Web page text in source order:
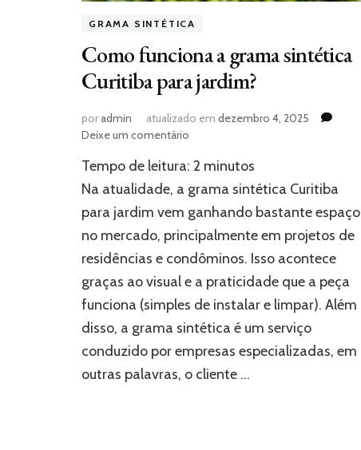
GRAMA SINTÉTICA
Como funciona a grama sintética
Curitiba para jardim?
poradmin atualizado em dezembro 4, 2025
Deixe um comentário
funciona
a
grama
sintética
Curitiba
para
jardim?
Tempo de leitura: 2 minutos
Na atualidade, a grama sintética Curitiba
para jardim vem ganhando bastante espaço
no mercado, principalmente em projetos de
residências e condôminos. Isso acontece
graças ao visual e a praticidade que a peça
funciona (simples de instalar e limpar). Além
disso, a grama sintética é um serviço
conduzido por empresas especializadas, em
outras palavras, o cliente …